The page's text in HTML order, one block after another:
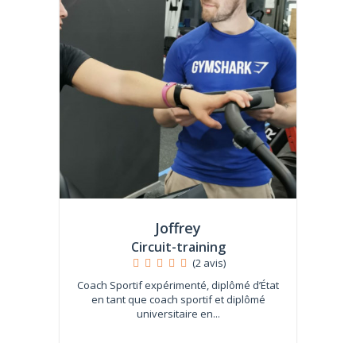
Joffrey
Circuit-training
(2 avis)
Coach Sportif expérimenté, diplômé d’État
en tant que coach sportif et diplômé
universitaire en...